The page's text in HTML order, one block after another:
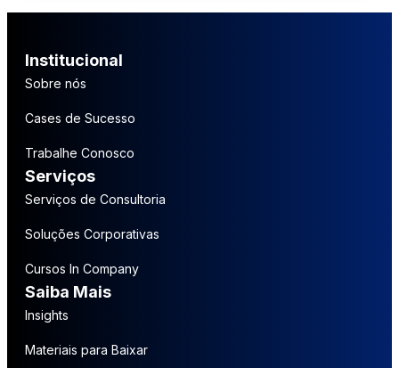
Institucional
Sobre nós
Cases de Sucesso
Trabalhe Conosco
Serviços
Serviços de Consultoria
Soluções Corporativas
Cursos In Company
Saiba Mais
Insights
Materiais para Baixar